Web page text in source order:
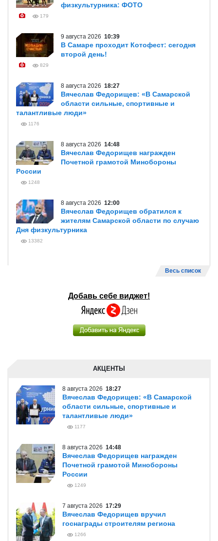
физкультурника: ФОТО
179
9 августа 2026 10:39
В Самаре проходит Котофест: сегодня
второй день!
829
8 августа 2026 18:27
Вячеслав Федорищев: «В Самарской
области сильные, спортивные и
талантливые люди»
1176
8 августа 2026 14:48
Вячеслав Федорищев награжден
Почетной грамотой Минобороны
России
1248
8 августа 2026 12:00
Вячеслав Федорищев обратился к
жителям Самарской области по случаю
Дня физкультурника
13382
Весь список
Добавь себе виджет!
АКЦЕНТЫ
8 августа 2026 18:27
Вячеслав Федорищев: «В Самарской
области сильные, спортивные и
талантливые люди»
1177
8 августа 2026 14:48
Вячеслав Федорищев награжден
Почетной грамотой Минобороны
России
1249
7 августа 2026 17:29
Вячеслав Федорищев вручил
госнаграды строителям региона
1266